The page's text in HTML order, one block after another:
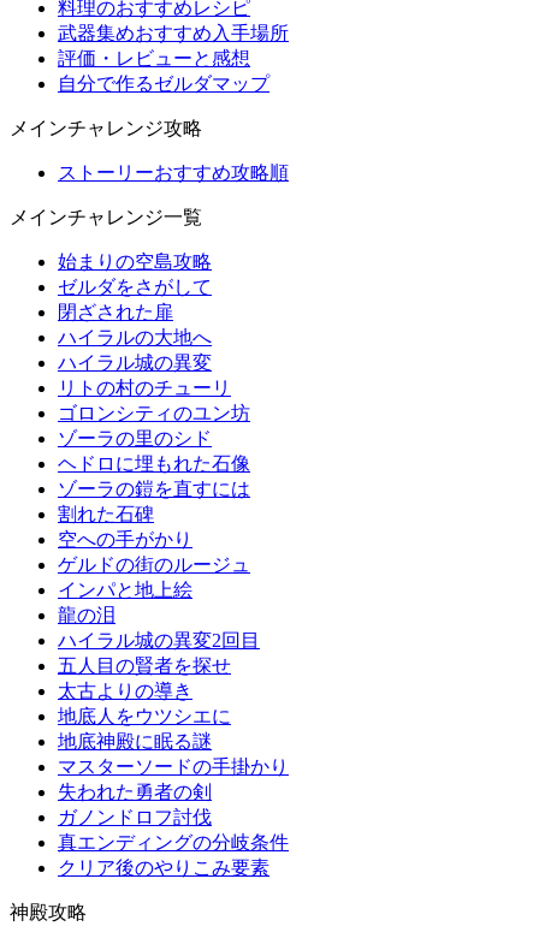
料理のおすすめレシピ
武器集めおすすめ入手場所
評価・レビューと感想
自分で作るゼルダマップ
メインチャレンジ攻略
ストーリーおすすめ攻略順
メインチャレンジ一覧
始まりの空島攻略
ゼルダをさがして
閉ざされた扉
ハイラルの大地へ
ハイラル城の異変
リトの村のチューリ
ゴロンシティのユン坊
ゾーラの里のシド
ヘドロに埋もれた石像
ゾーラの鎧を直すには
割れた石碑
空への手がかり
ゲルドの街のルージュ
インパと地上絵
龍の泪
ハイラル城の異変2回目
五人目の賢者を探せ
太古よりの導き
地底人をウツシエに
地底神殿に眠る謎
マスターソードの手掛かり
失われた勇者の剣
ガノンドロフ討伐
真エンディングの分岐条件
クリア後のやりこみ要素
神殿攻略